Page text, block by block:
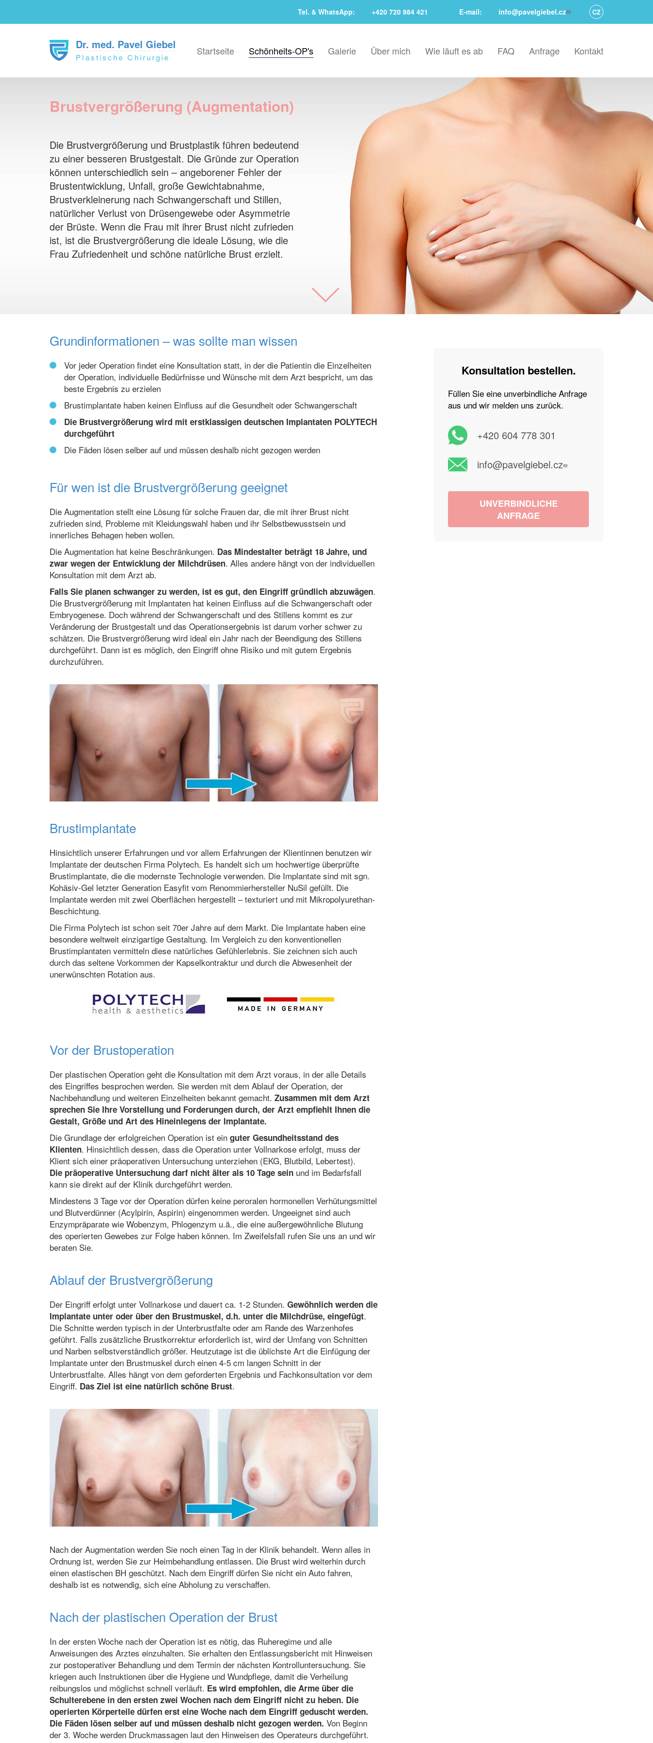
Tel. & WhatsApp: +420 720 984 421 E-mail: info@pavelgiebel.cz CZ
Dr. med. Pavel Giebel
Plastische Chirurgie
Hlavní
navigace
Startseite Schönheits-OP's Galerie Über mich Wie läuft es ab FAQ Anfrage Kontakt
Brustvergrößerung (Augmentation)
Die Brustvergrößerung und Brustplastik führen bedeutend
zu einer besseren Brustgestalt. Die Gründe zur Operation
können unterschiedlich sein – angeborener Fehler der
Brustentwicklung, Unfall, große Gewichtabnahme,
Brustverkleinerung nach Schwangerschaft und Stillen,
natürlicher Verlust von Drüsengewebe oder Asymmetrie
der Brüste. Wenn die Frau mit ihrer Brust nicht zufrieden
ist, ist die Brustvergrößerung die ideale Lösung, wie die
Frau Zufriedenheit und schöne natürliche Brust erzielt.
Grundinformationen – was sollte man wissen
Vor jeder Operation findet eine Konsultation statt, in der die Patientin die Einzelheiten
der Operation, individuelle Bedürfnisse und Wünsche mit dem Arzt bespricht, um das
beste Ergebnis zu erzielen
Brustimplantate haben keinen Einfluss auf die Gesundheit oder Schwangerschaft
Die Brustvergrößerung wird mit erstklassigen deutschen Implantaten POLYTECH
durchgeführt
Die Fäden lösen selber auf und müssen deshalb nicht gezogen werden
Für wen ist die Brustvergrößerung geeignet
Die Augmentation stellt eine Lösung für solche Frauen dar, die mit ihrer Brust nicht
zufrieden sind, Probleme mit Kleidungswahl haben und ihr Selbstbewusstsein und
innerliches Behagen heben wollen.
Die Augmentation hat keine Beschränkungen. Das Mindestalter beträgt 18 Jahre, und
zwar wegen der Entwicklung der Milchdrüsen. Alles andere hängt von der individuellen
Konsultation mit dem Arzt ab.
Falls Sie planen schwanger zu werden, ist es gut, den Eingriff gründlich abzuwägen.
Die Brustvergrößerung mit Implantaten hat keinen Einfluss auf die Schwangerschaft oder
Embryogenese. Doch während der Schwangerschaft und des Stillens kommt es zur
Veränderung der Brustgestalt und das Operationsergebnis ist darum vorher schwer zu
schätzen. Die Brustvergrößerung wird ideal ein Jahr nach der Beendigung des Stillens
durchgeführt. Dann ist es möglich, den Eingriff ohne Risiko und mit gutem Ergebnis
durchzuführen.
Brustimplantate
Hinsichtlich unserer Erfahrungen und vor allem Erfahrungen der Klientinnen benutzen wir
Implantate der deutschen Firma Polytech. Es handelt sich um hochwertige überprüfte
Brustimplantate, die die modernste Technologie verwenden. Die Implantate sind mit sgn.
Kohäsiv-Gel letzter Generation Easyfit vom Renommierhersteller NuSil gefüllt. Die
Implantate werden mit zwei Oberflächen hergestellt – texturiert und mit Mikropolyurethan-
Beschichtung.
Die Firma Polytech ist schon seit 70er Jahre auf dem Markt. Die Implantate haben eine
besondere weltweit einzigartige Gestaltung. Im Vergleich zu den konventionellen
Brustimplantaten vermitteln diese natürliches Gefühlerlebnis. Sie zeichnen sich auch
durch das seltene Vorkommen der Kapselkontraktur und durch die Abwesenheit der
unerwünschten Rotation aus.
Vor der Brustoperation
Der plastischen Operation geht die Konsultation mit dem Arzt voraus, in der alle Details
des Eingriffes besprochen werden. Sie werden mit dem Ablauf der Operation, der
Nachbehandlung und weiteren Einzelheiten bekannt gemacht. Zusammen mit dem Arzt
sprechen Sie Ihre Vorstellung und Forderungen durch, der Arzt empfiehlt Ihnen die
Gestalt, Größe und Art des Hineinlegens der Implantate.
Die Grundlage der erfolgreichen Operation ist ein guter Gesundheitsstand des
Klienten. Hinsichtlich dessen, dass die Operation unter Vollnarkose erfolgt, muss der
Klient sich einer präoperativen Untersuchung unterziehen (EKG, Blutbild, Lebertest).
Die präoperative Untersuchung darf nicht älter als 10 Tage sein und im Bedarfsfall
kann sie direkt auf der Klinik durchgeführt werden.
Mindestens 3 Tage vor der Operation dürfen keine peroralen hormonellen Verhütungsmittel
und Blutverdünner (Acylpirin, Aspirin) eingenommen werden. Ungeeignet sind auch
Enzympräparate wie Wobenzym, Phlogenzym u.ä., die eine außergewöhnliche Blutung
des operierten Gewebes zur Folge haben können. Im Zweifelsfall rufen Sie uns an und wir
beraten Sie.
Ablauf der Brustvergrößerung
Der Eingriff erfolgt unter Vollnarkose und dauert ca. 1-2 Stunden. Gewöhnlich werden die
Implantate unter oder über den Brustmuskel, d.h. unter die Milchdrüse, eingefügt.
Die Schnitte werden typisch in der Unterbrustfalte oder am Rande des Warzenhofes
geführt. Falls zusätzliche Brustkorrektur erforderlich ist, wird der Umfang von Schnitten
und Narben selbstverständlich größer. Heutzutage ist die üblichste Art die Einfügung der
Implantate unter den Brustmuskel durch einen 4-5 cm langen Schnitt in der
Unterbrustfalte. Alles hängt von dem geforderten Ergebnis und Fachkonsultation vor dem
Eingriff. Das Ziel ist eine natürlich schöne Brust.
Nach der Augmentation werden Sie noch einen Tag in der Klinik behandelt. Wenn alles in
Ordnung ist, werden Sie zur Heimbehandlung entlassen. Die Brust wird weiterhin durch
einen elastischen BH geschützt. Nach dem Eingriff dürfen Sie nicht ein Auto fahren,
deshalb ist es notwendig, sich eine Abholung zu verschaffen.
Nach der plastischen Operation der Brust
In der ersten Woche nach der Operation ist es nötig, das Ruheregime und alle
Anweisungen des Arztes einzuhalten. Sie erhalten den Entlassungsbericht mit Hinweisen
zur postoperativer Behandlung und dem Termin der nächsten Kontrolluntersuchung. Sie
kriegen auch Instruktionen über die Hygiene und Wundpflege, damit die Verheilung
reibungslos und möglichst schnell verläuft. Es wird empfohlen, die Arme über die
Schulterebene in den ersten zwei Wochen nach dem Eingriff nicht zu heben. Die
operierten Körperteile dürfen erst eine Woche nach dem Eingriff geduscht werden.
Die Fäden lösen selber auf und müssen deshalb nicht gezogen werden. Von Beginn
der 3. Woche werden Druckmassagen laut den Hinweisen des Operateurs durchgeführt.
Konsultation bestellen.
Füllen Sie eine unverbindliche Anfrage
aus und wir melden uns zurück.
+420 604 778 301
info@pavelgiebel.cz
UNVERBINDLICHE
ANFRAGE